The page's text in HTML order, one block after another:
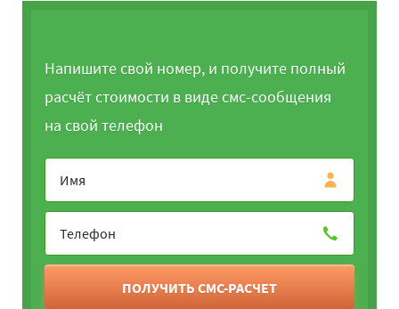
Напишите свой номер, и получите полный
расчёт стоимости в виде смс-сообщения
на свой телефон
ПОЛУЧИТЬ СМС-РАСЧЕТ